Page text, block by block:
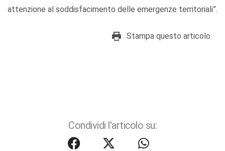
attenzione al soddisfacimento delle emergenze territoriali”.
Stampa questo articolo
Condividi l'articolo su: